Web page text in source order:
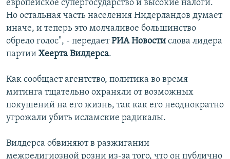
BIZIMLƏ ƏLAQƏ
XƏBƏR BÜLLETENLƏRIMIZ
европейское супергосударство и высокие налоги.
Но остальная часть населения Нидерландов думает
иначе, и теперь это молчаливое большинство
обрело голос", - передаетРИА Новости слова лидера
партии Хеерта Вилдерса.
Как сообщает агентство, политика во время
митинга тщательно охраняли от возможных
покушений на его жизнь, так как его неоднократно
угрожали убить исламские радикалы.
Вилдерса обвиняют в разжигании
межрелигиозной розни из-за того, что он публично